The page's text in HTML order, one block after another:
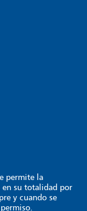
permite la
su totalidad por
y cuando se